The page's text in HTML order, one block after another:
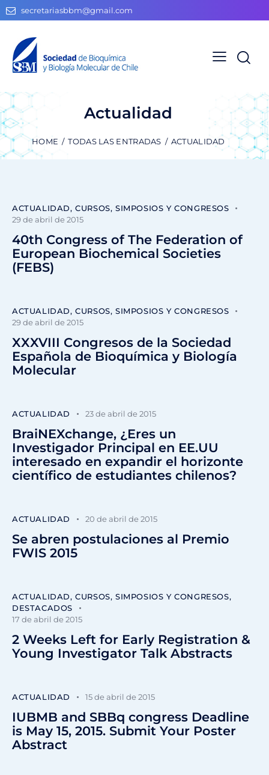
secretariasbbm@gmail.com
Actualidad
HOME TODAS LAS ENTRADAS ACTUALIDAD
ACTUALIDAD,CURSOS, SIMPOSIOS Y CONGRESOS
29 de abril de 2015
40th Congress of The Federation of
European Biochemical Societies
(FEBS)
ACTUALIDAD,CURSOS, SIMPOSIOS Y CONGRESOS
29 de abril de 2015
XXXVIII Congresos de la Sociedad
Española de Bioquímica y Biología
Molecular
ACTUALIDAD 23 de abril de 2015
BraiNEXchange, ¿Eres un
Investigador Principal en EE.UU
interesado en expandir el horizonte
científico de estudiantes chilenos?
ACTUALIDAD 20 de abril de 2015
Se abren postulaciones al Premio
FWIS 2015
ACTUALIDAD,CURSOS, SIMPOSIOS Y CONGRESOS,
DESTACADOS
17 de abril de 2015
2 Weeks Left for Early Registration &
Young Investigator Talk Abstracts
ACTUALIDAD 15 de abril de 2015
IUBMB and SBBq congress Deadline
is May 15, 2015. Submit Your Poster
Abstract